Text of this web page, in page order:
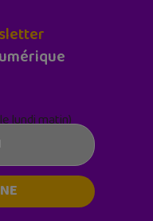
lundi matin)